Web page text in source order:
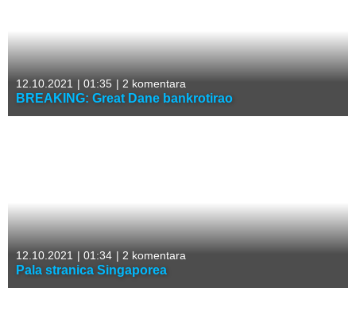
12.10.2021 | 01:35 | 2 komentara
BREAKING: Great Dane bankrotirao
12.10.2021 | 01:34 | 2 komentara
Pala stranica Singaporea